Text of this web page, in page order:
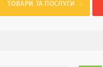
ТОВАРИ ТА ПОСЛУГИ